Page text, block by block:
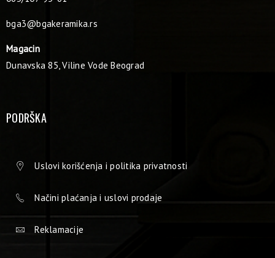
bga3@bgakeramika.rs
Magacin
Dunavska 85, Viline Vode Beograd
PODRŠKA
Uslovi korišćenja i politika privatnosti
Načini plaćanja i uslovi prodaje
Reklamacije